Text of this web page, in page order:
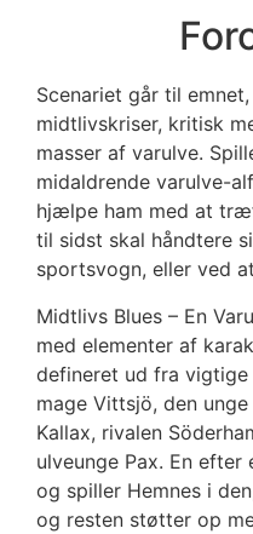
Scenariet går til
midtlivskriser, kritisk
masser af varulve.
midaldrende varulve-
hjælpe ham med at
til sidst skal håndtere
sportsvogn, eller ved
Midtlivs Blues – En
med elementer af
defineret ud fra vigtige
mage Vittsjö, den
Kallax, rivalen
ulveunge Pax. En
og spiller Hemnes i
og resten støtter op